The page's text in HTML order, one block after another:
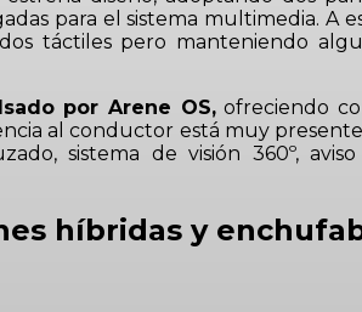
para el sistema multimedia. A
táctiles pero manteniendo
por Arene OS,ofreciendo
al conductor está muy
sistema de visión 360º,
híbridas y